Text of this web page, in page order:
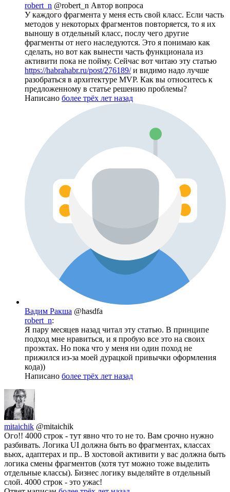
robert_n @robert_n Автор вопроса
У каждого фрагмента у меня есть свой класс. Если часть
методов у некоторых фрагментов повторяется, то я их
выношу в отдельный класс, послу чего другие
фрагменты от него наследуются. Это я понимаю как
сделать, но вот как вынести часть функционала из
активити пока не пойму. Сейчас вот читаю эту статью
https://habrahabr.ru/post/276189/и видимо надо лучше
разобраться в архитектуре MVP. Как вы относитесь к
предложенному в статье решению проблемы?
Написано более трёх лет назад
Вадим Ракша @hasdfa
robert_n:
Я пару месяцев назад читал эту статью. В принципе
подход мне нравиться, и я пробую все это на своих
проэктах. Но пока что у меня ни один поход не
прижился из-за моей дурацкой привычки оформления
кода))
Написано более трёх лет назад
mitaichik @mitaichik
Ого!! 4000 строк - тут явно что то не то. Вам срочно нужно
разбивать. Логика UI должна быть во фрагментах, классах
вьюх, адаптерах и пр.. В хостовой активити у вас должна быть
логика смены фрагментов (хотя тут можно тоже выделить
отдельные классы). Бизнес логику выделяйте в отдельный
слой. 4000 строк - это ужас!